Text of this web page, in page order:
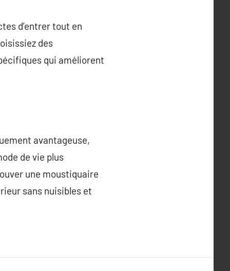
d’entrer tout en
des
qui améliorent
avantageuse,
de vie plus
une moustiquaire
sans nuisibles et